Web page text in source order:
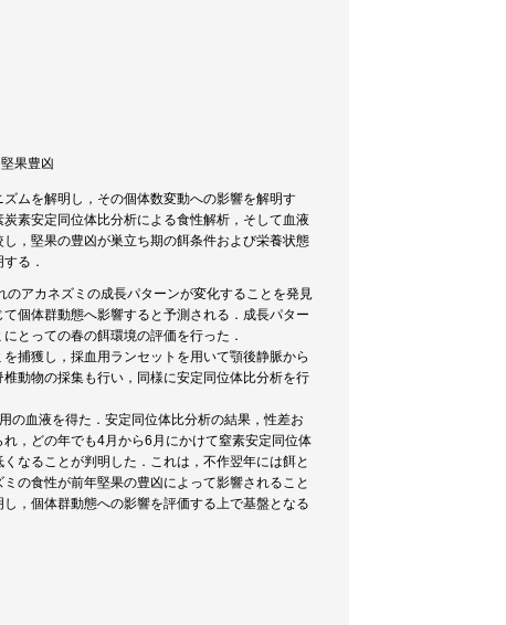
果豊凶
ムを解明し，その個体数変動への影響を解明す
素安定同位体比分析による食性解析，そして血液
，堅果の豊凶が巣立ち期の餌条件および栄養状態
る．
のアカネズミの成長パターンが変化することを発見
個体群動態へ影響すると予測される．成長パター
とっての春の餌環境の評価を行った．
捕獲し，採血用ランセットを用いて顎後静脈から
動物の採集も行い，同様に安定同位体比分析を行
の血液を得た．安定同位体比分析の結果，性差お
，どの年でも4月から6月にかけて窒素安定同位体
なることが判明した．これは，不作翌年には餌と
の食性が前年堅果の豊凶によって影響されること
，個体群動態への影響を評価する上で基盤となる